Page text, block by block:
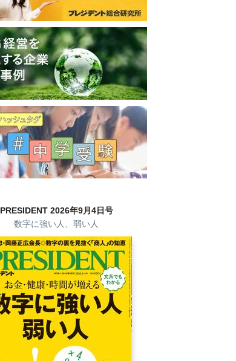
PRESIDENT 2026年9月4日号
数字に強い人、弱い人